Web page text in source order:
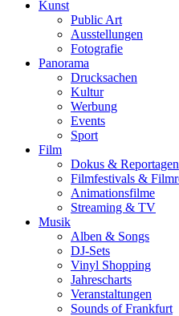
Kunst
Public Art
Ausstellungen
Fotografie
Panorama
Drucksachen
Kultur
Werbung
Events
Sport
Film
Dokus & Reportagen
Filmfestivals &
Animationsfilme
Streaming & TV
Musik
Alben & Songs
DJ-Sets
Vinyl Shopping
Jahrescharts
Veranstaltungen
Sounds of Frankfurt